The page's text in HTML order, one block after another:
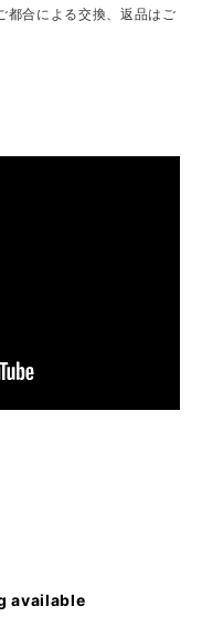
都合による交換、返品はご
available